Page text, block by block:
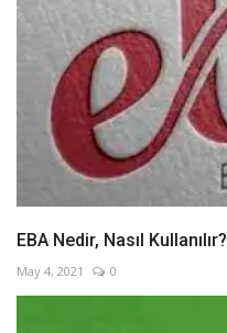
EBA Nedir, Nasıl Kullanılır?
May 4, 2021 0